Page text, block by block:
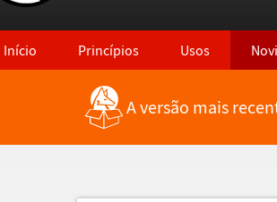
Início Princípios Usos
Voltar para Últimas Novidades
A versão mais